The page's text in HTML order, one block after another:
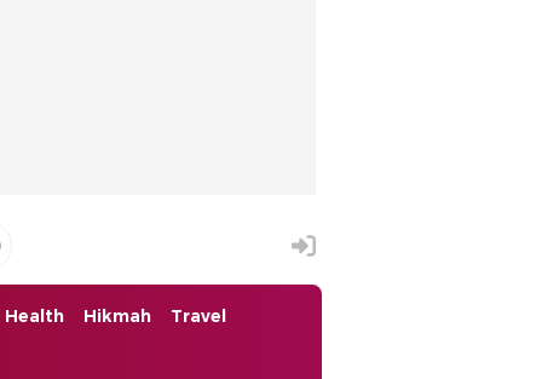
Health Hikmah Travel